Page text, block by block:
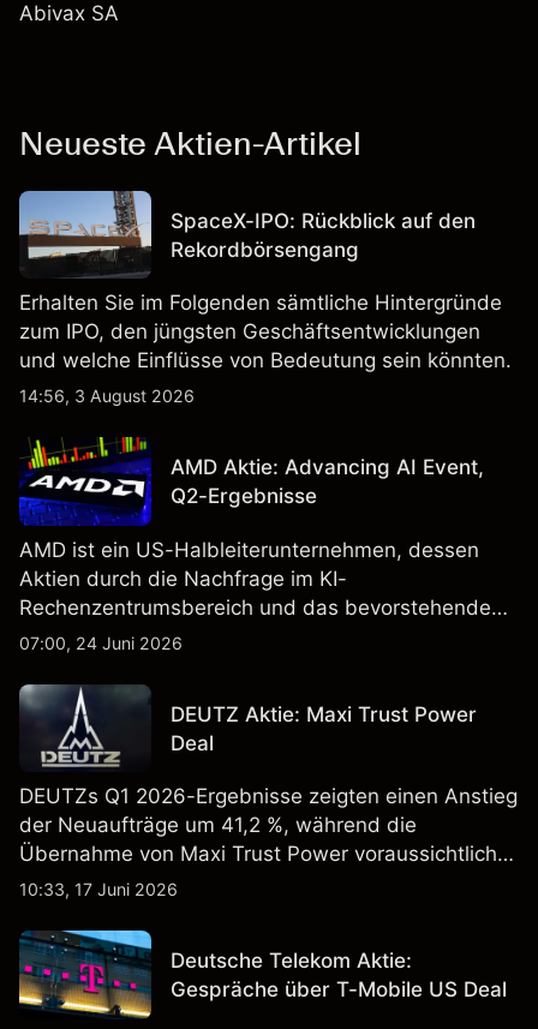
Abivax SA
Neueste Aktien-Artikel
SpaceX-IPO: Rückblick auf den
Rekordbörsengang
Erhalten Sie im Folgenden sämtliche Hintergründe
zum IPO, den jüngsten Geschäftsentwicklungen
und welche Einflüsse von Bedeutung sein könnten.
14:56, 3 August 2026
AMD Aktie: Advancing AI Event,
Q2-Ergebnisse
AMD ist ein US-Halbleiterunternehmen, dessen
Aktien durch die Nachfrage im KI-
Rechenzentrumsbereich und das bevorstehende
„Advancing AI 2026"-Event im Juli Aufmerksamkeit
Vergangenheit ist kein verlässlicher Indikator für
zukünftige Ergebnisse.
07:00, 24 Juni 2026
DEUTZ Aktie: Maxi Trust Power
Deal
DEUTZs Q1 2026-Ergebnisse zeigten einen Anstieg
der Neuaufträge um 41,2 %, während die
Übernahme von Maxi Trust Power voraussichtlich
40 Mio. € zum Umsatz von DEUTZ Energy
Vergangenheit ist kein verlässlicher Indikator für
zukünftige Ergebnisse.
10:33, 17 Juni 2026
Deutsche Telekom Aktie:
Gespräche über T-Mobile US Deal